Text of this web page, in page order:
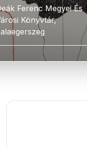
Ferenc Megyei És
Könyvtár,